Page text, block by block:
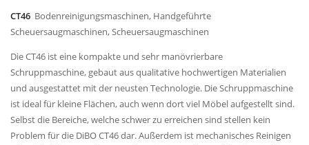
CT46 Bodenreinigungsmaschinen, Handgeführte
Scheuersaugmaschinen, Scheuersaugmaschinen
Die CT46 ist eine kompakte und sehr manövrierbare
Schruppmaschine, gebaut aus qualitative hochwertigen Materialien
und ausgestattet mit der neusten Technologie. Die Schruppmaschine
ist ideal für kleine Flächen, auch wenn dort viel Möbel aufgestellt sind.
Selbst die Bereiche, welche schwer zu erreichen sind stellen kein
Problem für die DiBO CT46 dar. Außerdem ist mechanisches Reinigen